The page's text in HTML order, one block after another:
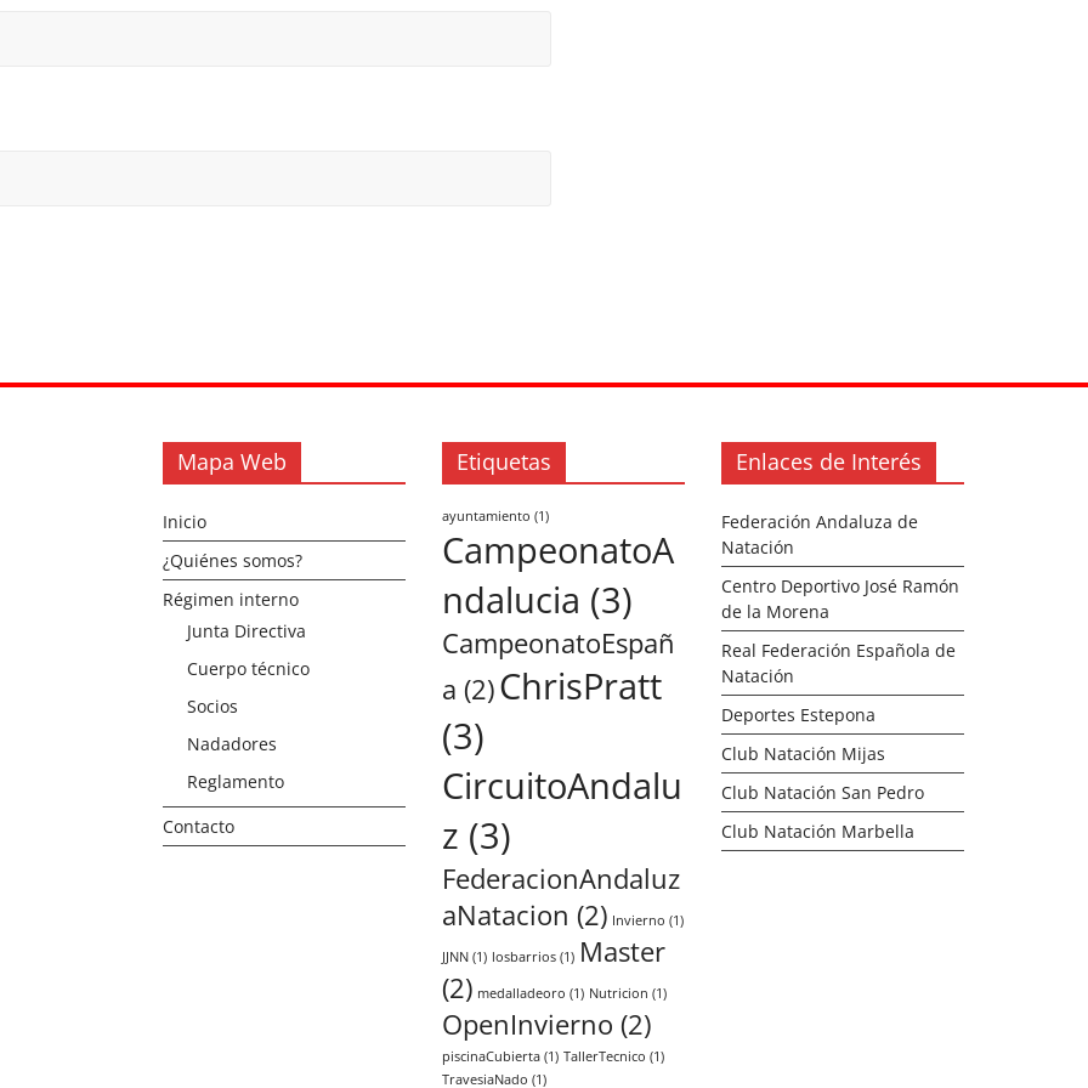
Mapa Web
Inicio
¿Quiénes somos?
Régimen interno
Junta Directiva
Cuerpo técnico
Socios
Nadadores
Reglamento
Contacto
Etiquetas
ayuntamiento (1)
CampeonatoA
ndalucia (3)
CampeonatoEspañ
a (2)ChrisPratt
(3)
CircuitoAndalu
z (3)
FederacionAndaluz
aNatacion (2) Invierno (1)
JJNN(1) losbarrios(1) Master
(2) medalladeoro (1) Nutricion (1)
OpenInvierno (2)
piscinaCubierta(1) TallerTecnico (1)
TravesiaNado (1)
Enlaces de Interés
Federación Andaluza de
Natación
Centro Deportivo José Ramón
de la Morena
Real Federación Española de
Natación
Deportes Estepona
Club Natación Mijas
Club Natación San Pedro
Club Natación Marbella